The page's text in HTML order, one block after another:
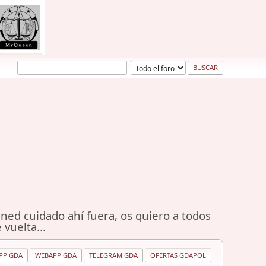
cuidado ahí fuera, os quiero a todos
vuelta...
GDA WEBAPP GDA TELEGRAM GDA OFERTAS GDAPOL